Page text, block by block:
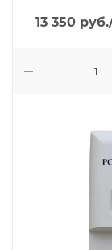
13 350 руб.